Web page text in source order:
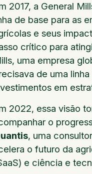
2017, a General
de base para as
e seus
crítico para
uma empresa
de uma
em
2022, essa visão
o
, uma
o futuro da
e ciência e